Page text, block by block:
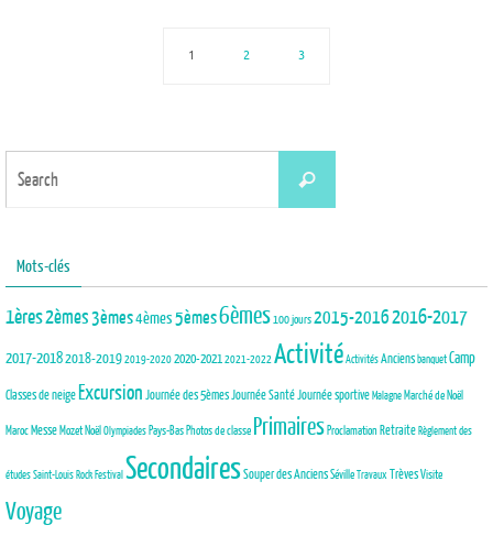
1 2 3
Search
Mots-clés
1ères2èmes3èmes4èmes5èmes6èmes100 jours2015-20162016-2017
2017-20182018-20192019-20202020-20212021-2022 ActivitéActivitésAnciens banquetCamp
Classes de neige Excursion Journée des 5èmesJournée SantéJournée sportive Malagne Marché de Noël
Maroc Messe Mozet NoëlOlympiades Pays-Bas Photos de classe Primaires Proclamation Retraite Règlement des
étudesSaint-Louis Rock Festival SecondairesSouper des AnciensSévilleTravauxTrèvesVisite
Voyage